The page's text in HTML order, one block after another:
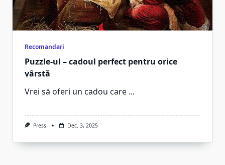
Recomandari
Puzzle-ul – cadoul perfect pentru orice
vârstă
Vrei să oferi un cadou care ...
Press Dec. 3, 2025